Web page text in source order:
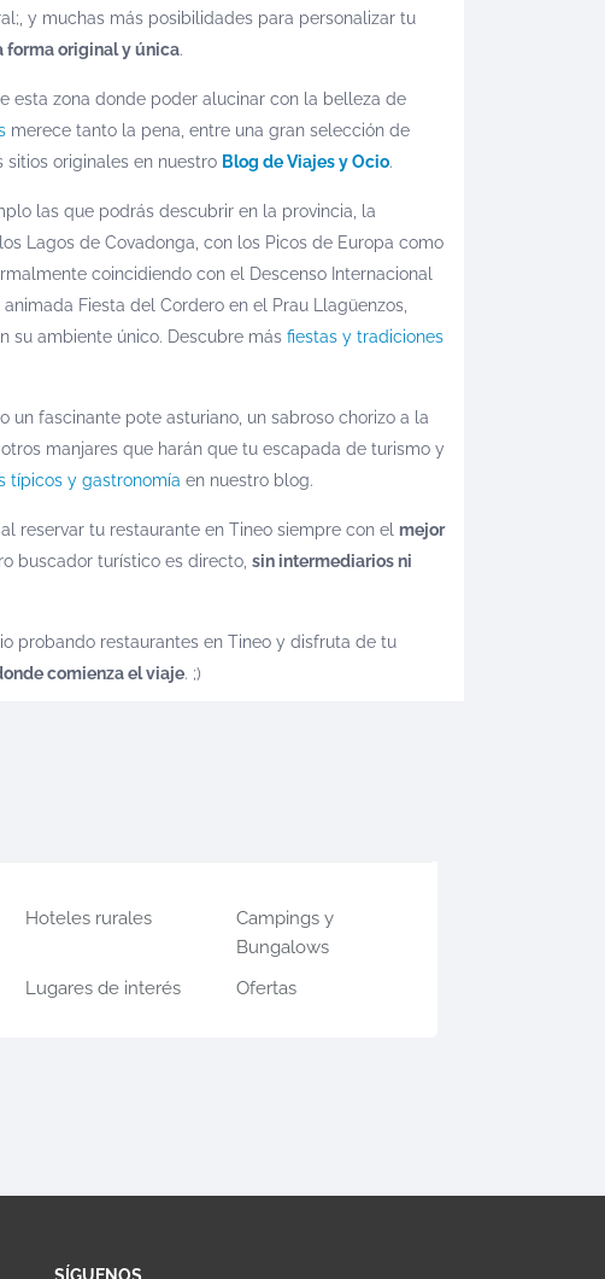
y muchas más posibilidades para personalizar tu
forma original y única.
esta zona donde poder alucinar con la belleza de
merece tanto la pena, entre una gran selección de
sitios originales en nuestro Blog de Viajes y Ocio.
las que podrás descubrir en la provincia, la
Lagos de Covadonga, con los Picos de Europa como
coincidiendo con el Descenso Internacional
Fiesta del Cordero en el Prau Llagüenzos,
su ambiente único. Descubre más fiestas y tradiciones
fascinante pote asturiano, un sabroso chorizo a la
manjares que harán que tu escapada de turismo y
típicos y gastronomía en nuestro blog.
reservar tu restaurante en Tineo siempre con el mejor
buscador turístico es directo, sin intermediarios ni
probando restaurantes en Tineo y disfruta de tu
comienza el viaje. ;)
Hoteles rurales
Campings y
Bungalows
Lugares de interés Ofertas